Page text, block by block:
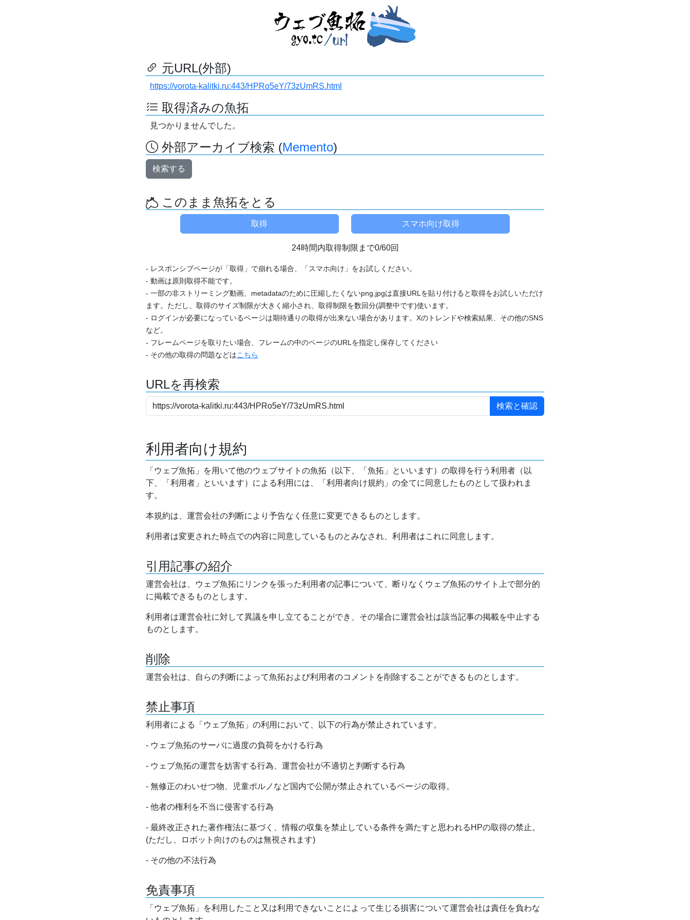
元URL(外部)
https://vorota-kalitki.ru:443/HPRo5eY/73zUmRS.html
取得済みの魚拓
見つかりませんでした。
外部アーカイブ検索 (Memento)
検索する
このまま魚拓をとる
24時間内取得制限まで0/60回
- レスポンシブページが「取得」で崩れる場合、「スマホ向け」をお試しください。
- 動画は原則取得不能です。
- 一部の非ストリーミング動画、metadataのために圧縮したくないpng,jpgは直接URLを貼り付けると取得をお試しいただけ
ます。ただし、取得のサイズ制限が大きく縮小され、取得制限を数回分(調整中です)使います。
- ログインが必要になっているページは期待通りの取得が出来ない場合があります。Xのトレンドや検索結果、その他のSNS
など。
- フレームページを取りたい場合、フレームの中のページのURLを指定し保存してください
- その他の取得の問題などはこちら
URLを再検索
利用者向け規約
「ウェブ魚拓」を用いて他のウェブサイトの魚拓（以下、「魚拓」といいます）の取得を行う利用者（以
下、「利用者」といいます）による利用には、「利用者向け規約」の全てに同意したものとして扱われま
す。
本規約は、運営会社の判断により予告なく任意に変更できるものとします。
利用者は変更された時点での内容に同意しているものとみなされ、利用者はこれに同意します。
引用記事の紹介
運営会社は、ウェブ魚拓にリンクを張った利用者の記事について、断りなくウェブ魚拓のサイト上で部分的
に掲載できるものとします。
利用者は運営会社に対して異議を申し立てることができ、その場合に運営会社は該当記事の掲載を中止する
ものとします。
削除
運営会社は、自らの判断によって魚拓および利用者のコメントを削除することができるものとします。
禁止事項
利用者による「ウェブ魚拓」の利用において、以下の行為が禁止されています。
- ウェブ魚拓のサーバに過度の負荷をかける行為
- ウェブ魚拓の運営を妨害する行為、運営会社が不適切と判断する行為
- 無修正のわいせつ物、児童ポルノなど国内で公開が禁止されているページの取得。
- 他者の権利を不当に侵害する行為
- 最終改正された著作権法に基づく、情報の収集を禁止している条件を満たすと思われるHPの取得の禁止。
(ただし、ロボット向けのものは無視されます)
- その他の不法行為
免責事項
「ウェブ魚拓」を利用したこと又は利用できないことによって生じる損害について運営会社は責任を負わな